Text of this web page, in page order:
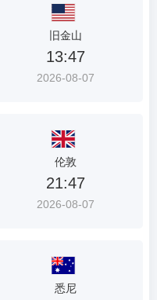
旧金山
13:47
2026-08-07
伦敦
21:47
2026-08-07
悉尼